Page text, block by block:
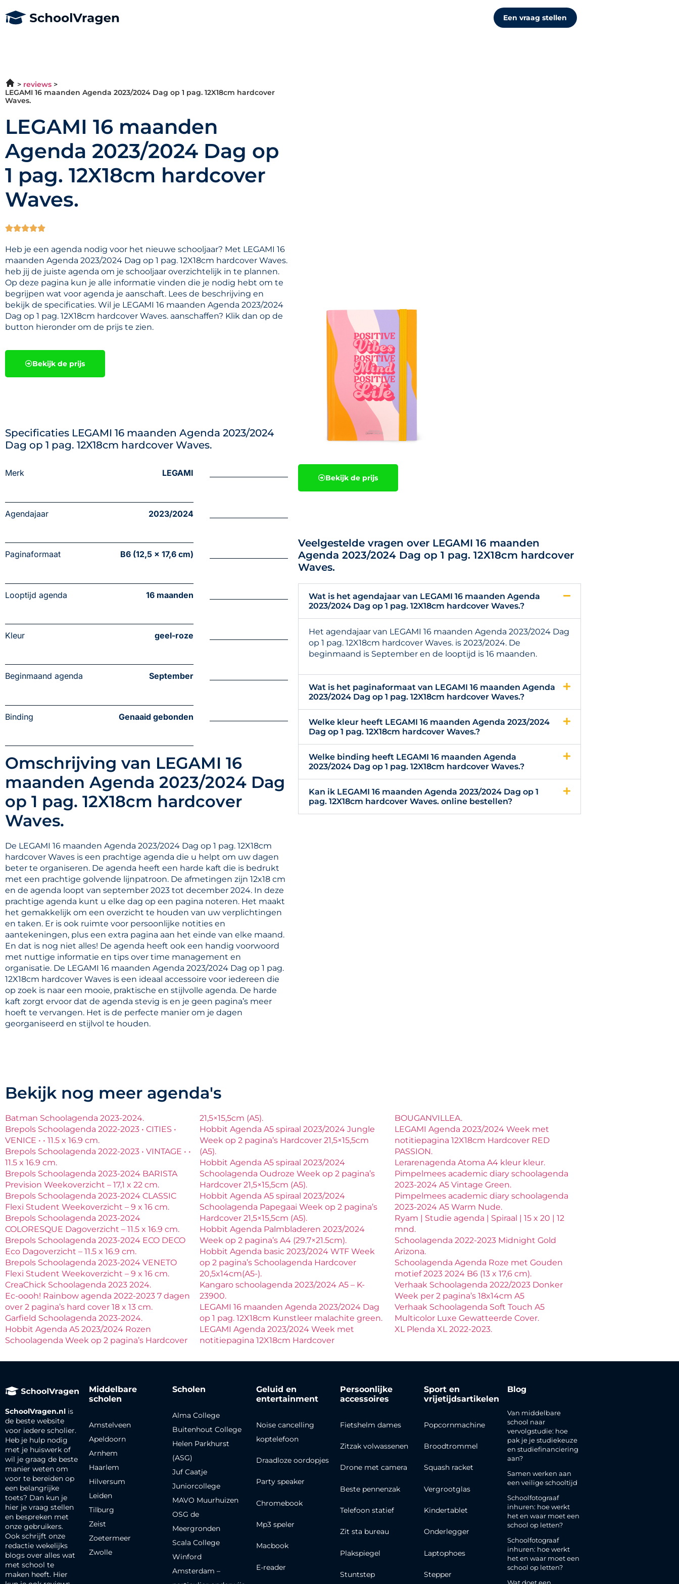
Een vraag stellen
reviews
LEGAMI 16 maanden Agenda 2023/2024 Dag op 1 pag. 12X18cm hardcover
Waves.
LEGAMI 16 maanden
Agenda 2023/2024 Dag op
1 pag. 12X18cm hardcover
Waves.

Heb je een agenda nodig voor het nieuwe schooljaar? Met LEGAMI 16
maanden Agenda 2023/2024 Dag op 1 pag. 12X18cm hardcover Waves.
heb jij de juiste agenda om je schooljaar overzichtelijk in te plannen.
Op deze pagina kun je alle informatie vinden die je nodig hebt om te
begrijpen wat voor agenda je aanschaft. Lees de beschrijving en
bekijk de specificaties. Wil je LEGAMI 16 maanden Agenda 2023/2024
Dag op 1 pag. 12X18cm hardcover Waves. aanschaffen? Klik dan op de
button hieronder om de prijs te zien.
Bekijk de prijs
Specificaties LEGAMI 16 maanden Agenda 2023/2024
Dag op 1 pag. 12X18cm hardcover Waves.
Merk LEGAMI
Agendajaar 2023/2024
Paginaformaat B6 (12,5 x 17,6 cm)
Looptijd agenda 16 maanden
Kleur geel-roze
Beginmaand agenda September
Binding Genaaid gebonden
Omschrijving van LEGAMI 16
maanden Agenda 2023/2024 Dag
op 1 pag. 12X18cm hardcover
Waves.
De LEGAMI 16 maanden Agenda 2023/2024 Dag op 1 pag. 12X18cm
hardcover Waves is een prachtige agenda die u helpt om uw dagen
beter te organiseren. De agenda heeft een harde kaft die is bedrukt
met een prachtige golvende lijnpatroon. De afmetingen zijn 12x18 cm
en de agenda loopt van september 2023 tot december 2024. In deze
prachtige agenda kunt u elke dag op een pagina noteren. Het maakt
het gemakkelijk om een overzicht te houden van uw verplichtingen
en taken. Er is ook ruimte voor persoonlijke notities en
aantekeningen, plus een extra pagina aan het einde van elke maand.
En dat is nog niet alles! De agenda heeft ook een handig voorwoord
met nuttige informatie en tips over time management en
organisatie. De LEGAMI 16 maanden Agenda 2023/2024 Dag op 1 pag.
12X18cm hardcover Waves is een ideaal accessoire voor iedereen die
op zoek is naar een mooie, praktische en stijlvolle agenda. De harde
kaft zorgt ervoor dat de agenda stevig is en je geen pagina’s meer
hoeft te vervangen. Het is de perfecte manier om je dagen
georganiseerd en stijlvol te houden.
Bekijk de prijs
Veelgestelde vragen over LEGAMI 16 maanden
Agenda 2023/2024 Dag op 1 pag. 12X18cm hardcover
Waves.
Wat is het agendajaar van LEGAMI 16 maanden Agenda
2023/2024 Dag op 1 pag. 12X18cm hardcover Waves.?
Het agendajaar van LEGAMI 16 maanden Agenda 2023/2024 Dag
op 1 pag. 12X18cm hardcover Waves. is 2023/2024. De
beginmaand is September en de looptijd is 16 maanden.
Wat is het paginaformaat van LEGAMI 16 maanden Agenda
2023/2024 Dag op 1 pag. 12X18cm hardcover Waves.?
Welke kleur heeft LEGAMI 16 maanden Agenda 2023/2024
Dag op 1 pag. 12X18cm hardcover Waves.?
Welke binding heeft LEGAMI 16 maanden Agenda
2023/2024 Dag op 1 pag. 12X18cm hardcover Waves.?
Kan ik LEGAMI 16 maanden Agenda 2023/2024 Dag op 1
pag. 12X18cm hardcover Waves. online bestellen?
Bekijk nog meer agenda's
Batman Schoolagenda 2023-2024.
Brepols Schoolagenda 2022-2023 • CITIES •
VENICE • • 11.5 x 16.9 cm.
Brepols Schoolagenda 2022-2023 • VINTAGE • •
11.5 x 16.9 cm.
Brepols Schoolagenda 2023-2024 BARISTA
Prevision Weekoverzicht – 17,1 x 22 cm.
Brepols Schoolagenda 2023-2024 CLASSIC
Flexi Student Weekoverzicht – 9 x 16 cm.
Brepols Schoolagenda 2023-2024
COLORESQUE Dagoverzicht – 11.5 x 16.9 cm.
Brepols Schoolagenda 2023-2024 ECO DECO
Eco Dagoverzicht – 11.5 x 16.9 cm.
Brepols Schoolagenda 2023-2024 VENETO
Flexi Student Weekoverzicht – 9 x 16 cm.
CreaChick Schoolagenda 2023 2024.
Ec-oooh! Rainbow agenda 2022-2023 7 dagen
over 2 pagina’s hard cover 18 x 13 cm.
Garfield Schoolagenda 2023-2024.
Hobbit Agenda A5 2023/2024 Rozen
Schoolagenda Week op 2 pagina’s Hardcover
21,5×15,5cm (A5).
Hobbit Agenda A5 spiraal 2023/2024 Jungle
Week op 2 pagina’s Hardcover 21,5×15,5cm
(A5).
Hobbit Agenda A5 spiraal 2023/2024
Schoolagenda Oudroze Week op 2 pagina’s
Hardcover 21,5×15,5cm (A5).
Hobbit Agenda A5 spiraal 2023/2024
Schoolagenda Papegaai Week op 2 pagina’s
Hardcover 21,5×15,5cm (A5).
Hobbit Agenda Palmbladeren 2023/2024
Week op 2 pagina’s A4 (29.7×21.5cm).
Hobbit Agenda basic 2023/2024 WTF Week
op 2 pagina’s Schoolagenda Hardcover
20,5x14cm(A5-).
Kangaro schoolagenda 2023/2024 A5 – K-
23900.
LEGAMI 16 maanden Agenda 2023/2024 Dag
op 1 pag. 12X18cm Kunstleer malachite green.
LEGAMI Agenda 2023/2024 Week met
notitiepagina 12X18cm Hardcover
BOUGANVILLEA.
LEGAMI Agenda 2023/2024 Week met
notitiepagina 12X18cm Hardcover RED
PASSION.
Lerarenagenda Atoma A4 kleur kleur.
Pimpelmees academic diary schoolagenda
2023-2024 A5 Vintage Green.
Pimpelmees academic diary schoolagenda
2023-2024 A5 Warm Nude.
Ryam | Studie agenda | Spiraal | 15 x 20 | 12
mnd.
Schoolagenda 2022-2023 Midnight Gold
Arizona.
Schoolagenda Agenda Roze met Gouden
motief 2023 2024 B6 (13 x 17,6 cm).
Verhaak Schoolagenda 2022/2023 Donker
Week per 2 pagina’s 18x14cm A5
Verhaak Schoolagenda Soft Touch A5
Multicolor Luxe Gewatteerde Cover.
XL Plenda XL 2022-2023.
SchoolVragen.nl is
de beste website
voor iedere scholier.
Heb je hulp nodig
met je huiswerk of
wil je graag de beste
manier weten om
voor te bereiden op
een belangrijke
toets? Dan kun je
hier je vraag stellen
en bespreken met
onze gebruikers.
Ook schrijft onze
redactie wekelijks
blogs over alles wat
met school te
maken heeft. Hier
Middelbare
scholen
Amstelveen
Apeldoorn
Arnhem
Haarlem
Hilversum
Leiden
Tilburg
Zeist
Zoetermeer
Zwolle
Scholen
Alma College
Buitenhout College
Helen Parkhurst
(ASG)
Juf Caatje
Juniorcollege
MAVO Muurhuizen
OSG de
Meergronden
Scala College
Winford
Amsterdam –
Geluid en
entertainment
Noise cancelling
koptelefoon
Draadloze oordopjes
Party speaker
Chromebook
Mp3 speler
Macbook
E-reader
Persoonlijke
accessoires
Fietshelm dames
Zitzak volwassenen
Drone met camera
Beste pennenzak
Telefoon statief
Zit sta bureau
Plakspiegel
Stuntstep
Sport en
vrijetijdsartikelen
Popcornmachine
Broodtrommel
Squash racket
Vergrootglas
Kindertablet
Onderlegger
Laptophoes
Stepper
Blog
Van middelbare
school naar
vervolgstudie: hoe
pak je je studiekeuze
en studiefinanciering
aan?
Samen werken aan
een veilige schooltijd
Schoolfotograaf
inhuren: hoe werkt
het en waar moet een
school op letten?
Schoolfotograaf
inhuren: hoe werkt
het en waar moet een
school op letten?
Wat doet een